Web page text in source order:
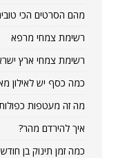
מהם הסרטים הכי
רשימת צמחי מרפא
רשימת צמחי ארץ
כמה כסף יש לאילון
מה זה מעטפות כפולות
איך להירדם מהר?
כמה זמן תינוק בן